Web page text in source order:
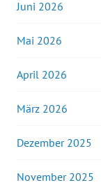
Juni 2026
Mai 2026
April 2026
März 2026
Dezember 2025
November 2025